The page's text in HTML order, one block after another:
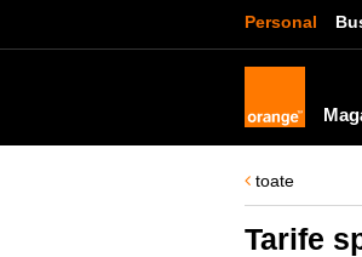
Personal
toate
Tarife